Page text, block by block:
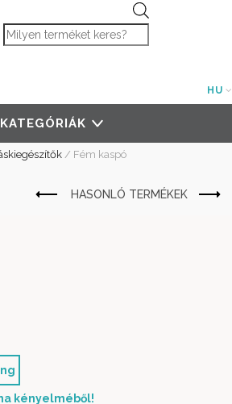
Products search
HU
KATEGÓRIÁK
/ Fém kaspó
kényelméből!